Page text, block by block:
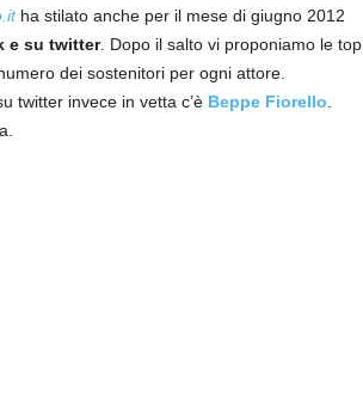
ha stilato anche per il mese di giugno 2012
e su twitter. Dopo il salto vi proponiamo le top
dei sostenitori per ogni attore.
twitter invece in vetta c’è Beppe Fiorello